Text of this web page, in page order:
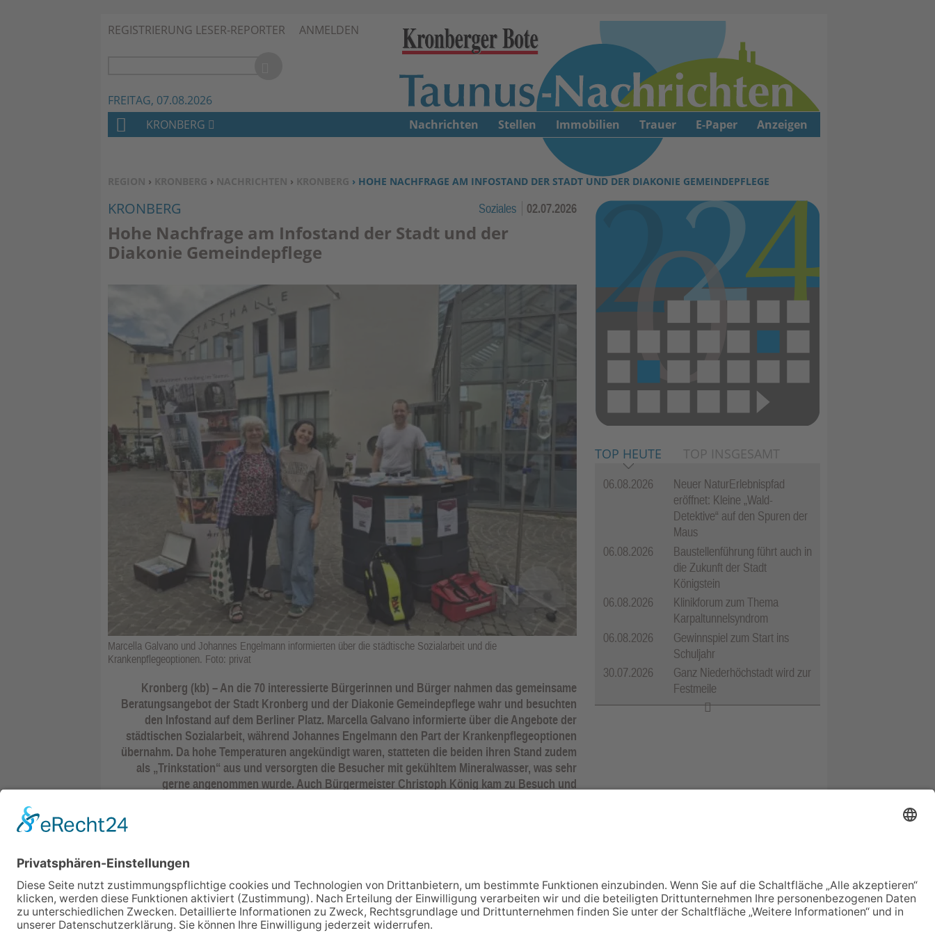
REGISTRIERUNG LESER-REPORTER ANMELDEN
FREITAG, 07.08.2026
SIE BEFINDEN SICH HIER:
REGION › KRONBERG › NACHRICHTEN › KRONBERG › HOHE NACHFRAGE AM INFOSTAND DER STADT UND DER DIAKONIE GEMEINDEPFLEGE
KRONBERG Soziales 02.07.2026
Hohe Nachfrage am Infostand der Stadt und der
Diakonie Gemeindepflege
Marcella Galvano und Johannes Engelmann informierten über die städtische Sozialarbeit und die
Krankenpflegeoptionen. Foto: privat
Kronberg (kb) – An die 70 interessierte Bürgerinnen und Bürger nahmen das gemeinsame
Beratungsangebot der Stadt Kronberg und der Diakonie Gemeindepflege wahr und besuchten
den Infostand auf dem Berliner Platz. Marcella Galvano informierte über die Angebote der
städtischen Sozialarbeit, während Johannes Engelmann den Part der Krankenpflegeoptionen
übernahm. Da hohe Temperaturen angekündigt waren, statteten die beiden ihren Stand zudem
als „Trinkstation“ aus und versorgten die Besucher mit gekühltem Mineralwasser, was sehr
gerne angenommen wurde. Auch Bürgermeister Christoph König kam zu Besuch und
rund um den Stand rege ins Gespräch. Die Aktion war insgesamt ein voller Erfolg und weitere,
TOP HEUTE TOP INSGESAMT
06.08.2026
Neuer NaturErlebnispfad
eröffnet: Kleine „Wald-
Detektive“ auf den Spuren der
Maus
06.08.2026
Baustellenführung führt auch in
die Zukunft der Stadt
Königstein
06.08.2026
Klinikforum zum Thema
Karpaltunnelsyndrom
06.08.2026
Gewinnspiel zum Start ins
Schuljahr
30.07.2026
Ganz Niederhöchstadt wird zur
Festmeile
H
M
E
KRONBERG Nachrichten Stellen Immobilien Trauer E-Paper Anzeigen
NACH OBEN
Impressum Datenschutz